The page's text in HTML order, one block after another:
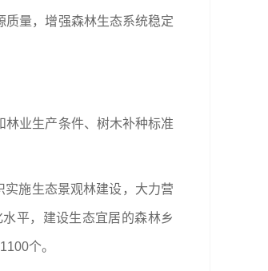
质量，增强森林生态系统稳定
业生产条件、树木补种标准
实施生态景观林建设，大力营
平，建设生态宜居的森林乡
个。